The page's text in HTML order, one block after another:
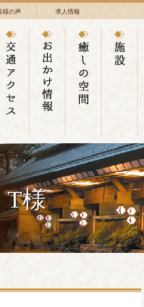
様の声 求人情報
様